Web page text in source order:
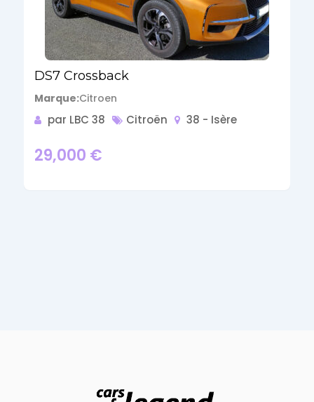
DS7 Crossback
Marque Citroen
par LBC 38 Citroën 38 - Isère
29,000 €